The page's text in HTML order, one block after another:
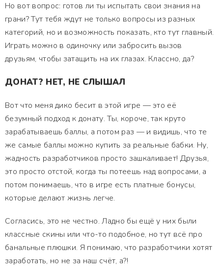
Но вот вопрос: готов ли ты испытать свои знания на
грани? Тут тебя ждут не только вопросы из разных
категорий, но и возможность показать, кто тут главный.
Играть можно в одиночку или забросить вызов
друзьям, чтобы затащить на их глазах. Классно, да?
ДОНАТ? НЕТ, НЕ СЛЫШАЛ
Вот что меня дико бесит в этой игре — это её
безумный подход к донату. Ты, короче, так круто
зарабатываешь баллы, а потом раз — и видишь, что те
же самые баллы можно купить за реальные бабки. Ну,
жадность разработчиков просто зашкаливает! Друзья,
это просто отстой, когда ты потеешь над вопросами, а
потом понимаешь, что в игре есть платные бонусы,
которые делают жизнь легче.
Согласись, это не честно. Ладно бы ещё у них были
классные скины или что-то подобное, но тут всё про
банальные плюшки. Я понимаю, что разработчики хотят
заработать, но не за наш счёт, а?!